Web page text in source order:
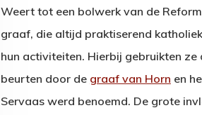
Weert tot een bolwerk van de
graaf, die altijd praktiserend
hun activiteiten. Hierbij gebruikten ze
beurten door de graaf van Horn en
Servaas werd benoemd. De grote